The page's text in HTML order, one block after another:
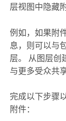
层视图中隐藏
例如，如果附
息，则可以与
层。 从图层创
与更多受众共
完成以下步骤
附件：